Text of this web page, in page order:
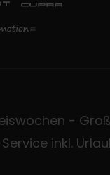
-
inkl.